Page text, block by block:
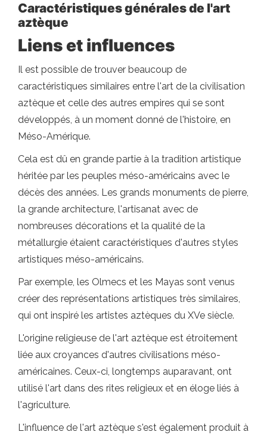
Caractéristiques générales de l'art
aztèque
Liens et influences
Il est possible de trouver beaucoup de
caractéristiques similaires entre l'art de la civilisation
aztèque et celle des autres empires qui se sont
développés, à un moment donné de l'histoire, en
Méso-Amérique.
Cela est dû en grande partie à la tradition artistique
héritée par les peuples méso-américains avec le
décès des années. Les grands monuments de pierre,
la grande architecture, l'artisanat avec de
nombreuses décorations et la qualité de la
métallurgie étaient caractéristiques d'autres styles
artistiques méso-américains.
Par exemple, les Olmecs et les Mayas sont venus
créer des représentations artistiques très similaires,
qui ont inspiré les artistes aztèques du XVe siècle.
L'origine religieuse de l'art aztèque est étroitement
liée aux croyances d'autres civilisations méso-
américaines. Ceux-ci, longtemps auparavant, ont
utilisé l'art dans des rites religieux et en éloge liés à
l'agriculture.
L'influence de l'art aztèque s'est également produit à